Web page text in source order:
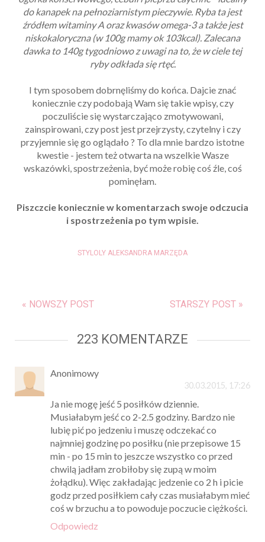
do kanapek na pełnoziarnistym pieczywie. Ryba ta jest
źródłem witaminy A oraz kwasów omega-3 a także jest
niskokaloryczna (w 100g mamy ok 103kcal). Zalecana
dawka to 140g tygodniowo z uwagi na to, że w ciele tej
ryby odkłada się rtęć.
I tym sposobem dobrnęliśmy do końca. Dajcie znać
koniecznie czy podobają Wam się takie wpisy, czy
poczuliście się wystarczająco zmotywowani,
zainspirowani, czy post jest przejrzysty, czytelny i czy
przyjemnie się go oglądało ? To dla mnie bardzo istotne
kwestie - jestem też otwarta na wszelkie Wasze
wskazówki, spostrzeżenia, być może robię coś źle, coś
pominęłam.
Piszczcie koniecznie w komentarzach swoje odczucia
i spostrzeżenia po tym wpisie.
STYLOLY ALEKSANDRA MARZĘDA
« NOWSZY POST STARSZY POST »
223 KOMENTARZE
Anonimowy
30.03.2015, 17:26
Ja nie mogę jeść 5 posiłków dziennie.
Musiałabym jeść co 2-2.5 godziny. Bardzo nie
lubię pić po jedzeniu i muszę odczekać co
najmniej godzinę po posiłku (nie przepisowe 15
min - po 15 min to jeszcze wszystko co przed
chwilą jadłam zrobiłoby się zupą w moim
żołądku). Więc zakładając jedzenie co 2 h i picie
godz przed posiłkiem cały czas musiałabym mieć
coś w brzuchu a to powoduje poczucie ciężkości.
Odpowiedz